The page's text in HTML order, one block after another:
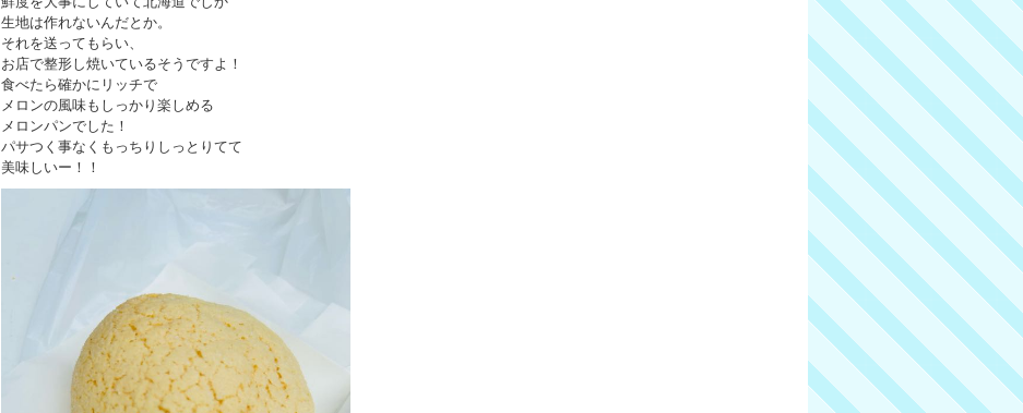
生地は作れないんだとか。
それを送ってもらい、
お店で整形し焼いているそうですよ！
食べたら確かにリッチで
メロンの風味もしっかり楽しめる
メロンパンでした！
パサつく事なくもっちりしっとりてて
美味しいー！！